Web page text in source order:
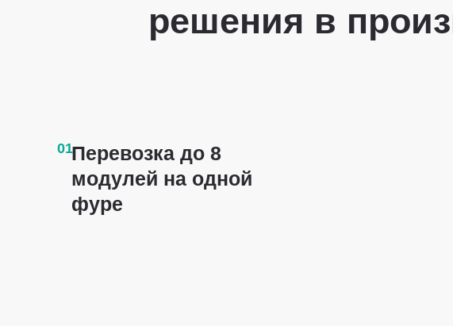
решения в
Перевозка до 8
модулей на одной
фуре
01